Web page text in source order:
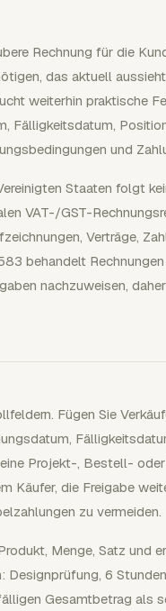
Rechnung für die
das aktuell
weiterhin praktische
Fälligkeitsdatum,
und
Staaten folgt
VAT-/GST-
Verträge,
behandelt
nachzuweisen,
Fügen Sie
Projekt-, Bestell-
Käufer, die Freigabe
zu vermeiden.
Menge, Satz und
Designprüfung, 6
Gesamtbetrag als